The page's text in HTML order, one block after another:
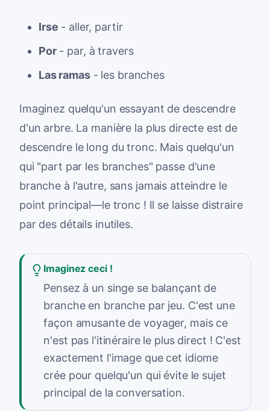
Irse - aller, partir
Por- par, à travers
Las ramas- les branches
Imaginez quelqu'un essayant de descendre
d'un arbre. La manière la plus directe est de
descendre le long du tronc. Mais quelqu'un
qui "part par les branches" passe d'une
branche à l'autre, sans jamais atteindre le
point principal—le tronc ! Il se laisse distraire
par des détails inutiles.
Imaginez ceci !
Pensez à un singe se balançant de
branche en branche par jeu. C'est une
façon amusante de voyager, mais ce
n'est pas l'itinéraire le plus direct ! C'est
exactement l'image que cet idiome
crée pour quelqu'un qui évite le sujet
principal de la conversation.